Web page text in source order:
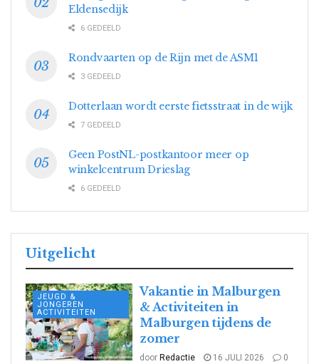
Eldensedijk
6 GEDEELD
Rondvaarten op de Rijn met de ASM1
3 GEDEELD
Dotterlaan wordt eerste fietsstraat in de wijk
7 GEDEELD
Geen PostNL-postkantoor meer op
winkelcentrum Drieslag
6 GEDEELD
Uitgelicht
JEUGD &
JONGEREN
ACTIVITEITEN
Vakantie in Malburgen
& Activiteiten in
Malburgen tijdens de
zomer
door Redactie 16 JULI 2026 0